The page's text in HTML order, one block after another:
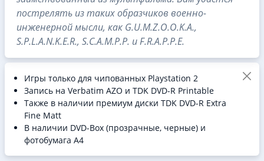
пострелять из таких образчиков военно-
инженерной мысли, как G.U.M.Z.O.O.K.A.,
S.P.L.A.N.K.E.R., S.C.A.M.P.P. и F.R.A.P.P.E.
Игры только для чипованных Playstation 2
Запись на Verbatim AZO и TDK DVD-R Printable
Также в наличии премиум диски TDK DVD-R Extra
Fine Matt
В наличии DVD-Box (прозрачные, черные) и
фотобумага A4